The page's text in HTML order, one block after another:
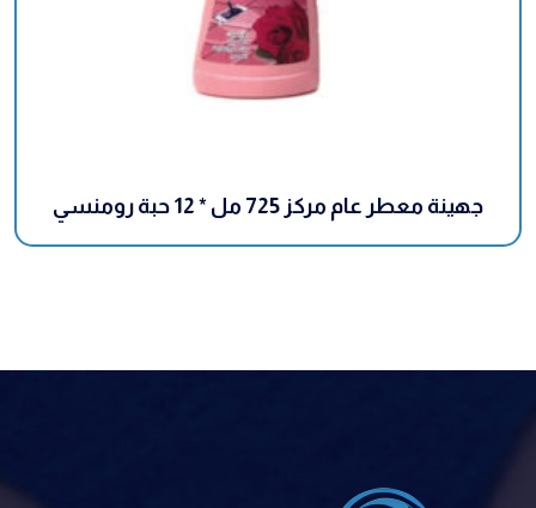
جهينة معطر عام مركز 725 مل * 12 حبة رومنسي